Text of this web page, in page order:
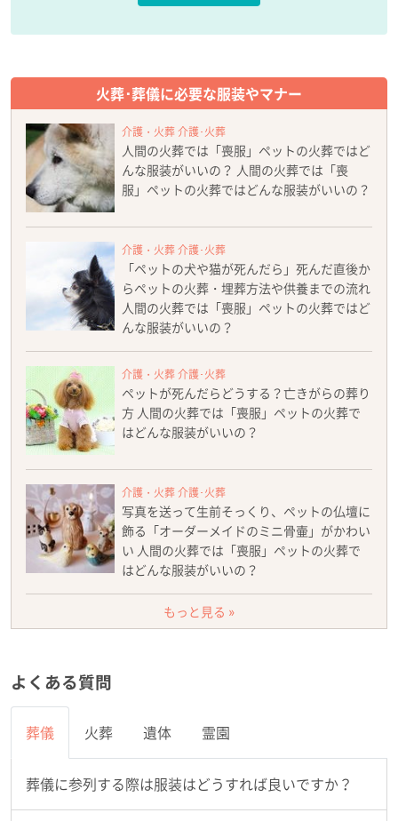
火葬･葬儀に必要な服装やマナー
介護・火葬 介護･火葬
人間の火葬では「喪服」ペットの火葬ではど
んな服装がいいの？ 人間の火葬では「喪
服」ペットの火葬ではどんな服装がいいの？
介護・火葬 介護･火葬
「ペットの犬や猫が死んだら」死んだ直後か
らペットの火葬・埋葬方法や供養までの流れ
人間の火葬では「喪服」ペットの火葬ではど
んな服装がいいの？
介護・火葬 介護･火葬
ペットが死んだらどうする？亡きがらの葬り
方 人間の火葬では「喪服」ペットの火葬で
はどんな服装がいいの？
介護・火葬 介護･火葬
写真を送って生前そっくり、ペットの仏壇に
飾る「オーダーメイドのミニ骨壷」がかわい
い 人間の火葬では「喪服」ペットの火葬で
はどんな服装がいいの？
もっと見る »
よくある質問
葬儀 火葬 遺体 霊園
葬儀に参列する際は服装はどうすれば良いですか？